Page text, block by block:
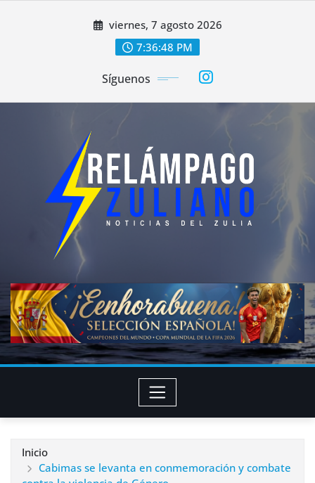
viernes, 7 agosto 2026
7:36:49 PM
Síguenos
Inicio
Cabimas se levanta en conmemoración y combate